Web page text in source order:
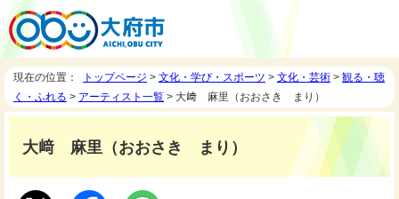
現在の位置： トップページ > 文化・学び・スポーツ > 文化・芸術 > 観る・聴
く・ふれる > アーティスト一覧 > 大﨑 麻里（おおさき まり）
大﨑 麻里（おおさき まり）